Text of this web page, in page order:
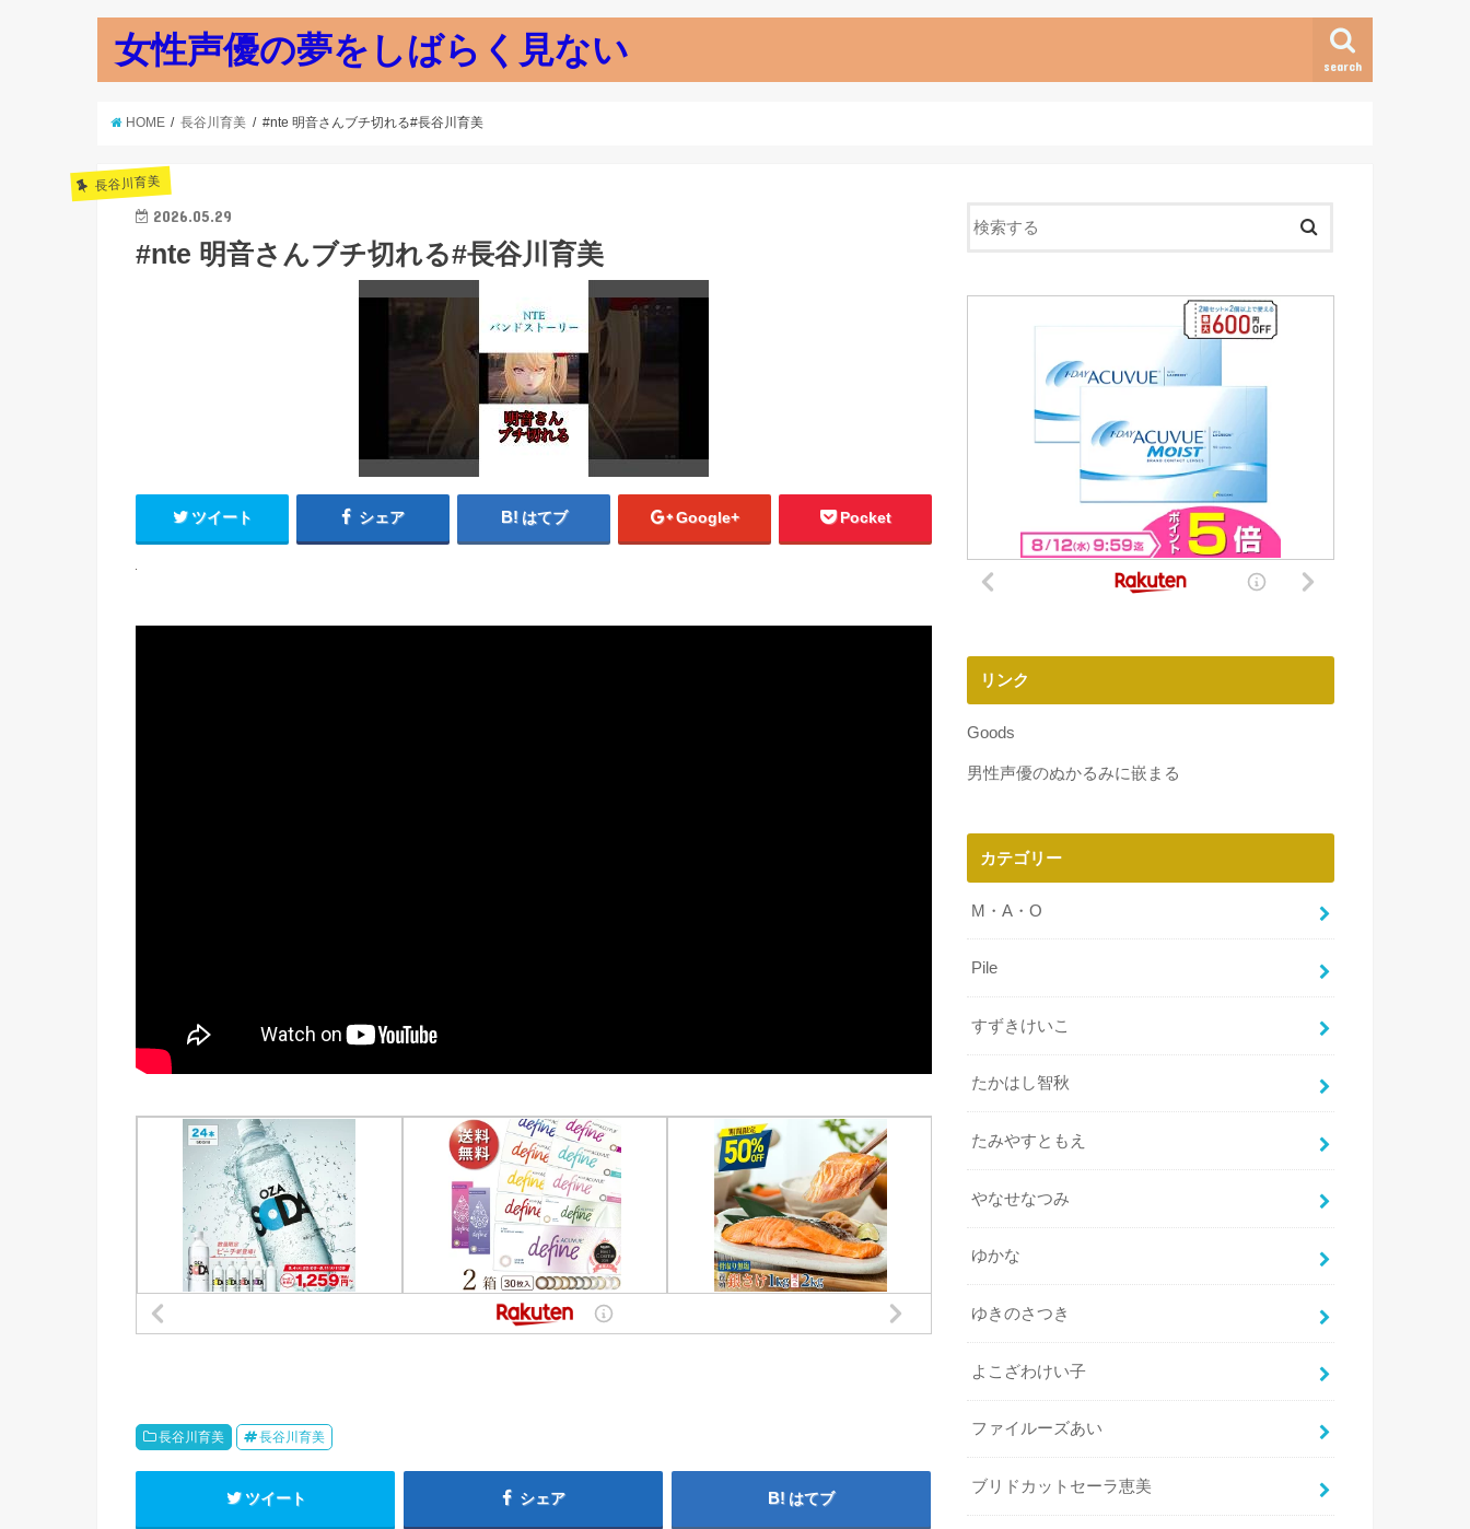
女性声優の夢をしばらく見ない search
HOME 長谷川育美 #nte 明音さんブチ切れる#長谷川育美
長谷川育美
2026.05.29
#nte 明音さんブチ切れる#長谷川育美
ツイート シェア はてブ Google+ Pocket
長谷川育美 長谷川育美
ツイート シェア はてブ
リンク
Goods
男性声優のぬかるみに嵌まる
カテゴリー
M・A・O
Pile
すずきけいこ
たかはし智秋
たみやすともえ
やなせなつみ
ゆかな
ゆきのさつき
よこざわけい子
ファイルーズあい
ブリドカットセーラ恵美